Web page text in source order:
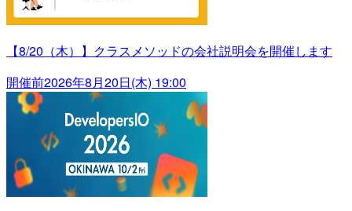
【8/20（木）】クラスメソッドの会社説明会を開催します
開催前2026年8月20日(木) 19:00